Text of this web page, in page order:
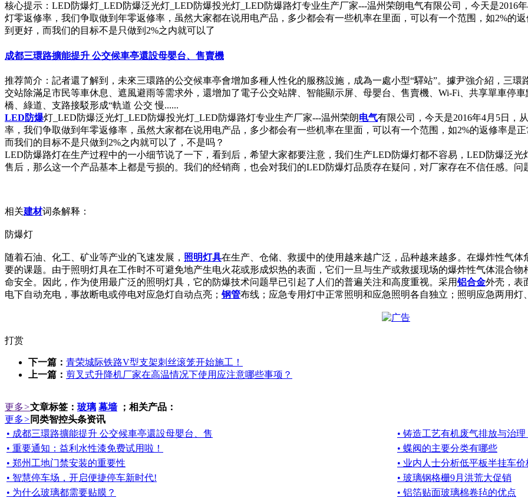
核心提示：LED防爆灯_LED防爆泛光灯_LED防爆投光灯_LED防爆路灯专业生产厂家---温州荣朗电气有限公司，今天是2016
灯零返修率，我们争取做到年零返修率，虽然大家都在说用电产品，多少都会有一些机率在里面，可以有一个范围，如2%的
到更好，而我们的目标不是只做到2%之内就可以了
成都三環路擴能提升 公交候車亭還設母嬰台、售賣機
推荐简介：記者還了解到，未來三環路的公交候車亭會增加多種人性化的服務設施，成為一處小型“驛站”。據尹強介紹，三
交站除滿足市民等車休息、遮風避雨等需求外，還增加了電子公交站牌、智能顯示屏、母嬰台、售賣機、Wi-Fi、共享單車停
橋、綠道、支路接駁形成“軌道 公交 慢......
LED 防爆灯_LED防爆泛光灯_LED防爆投光灯_LED防爆路灯专业生产厂家---温州荣朗电气有限公司，今天是2016年4月5日，
率，我们争取做到年零返修率，虽然大家都在说用电产品，多少都会有一些机率在里面，可以有一个范围，如2%的返修率是
而我们的目标不是只做到2%之内就可以了，不是吗？
LED防爆路灯在生产过程中的一小细节说了一下，看到后，希望大家都要注意，我们生产LED防爆灯都不容易，LED防爆泛
售后，那么这一个产品基本上都是亏损的。我们的经销商，也会对我们的LED防爆灯品质存在疑问，对厂家存在不信任感。问
相关建材词条解释：
防爆灯
随着石油、化工、矿业等产业的飞速发展， 照明灯具在生产、仓储、救援中的使用越来越广泛，品种越来越多。在爆炸性气
要的课题。由于照明灯具在工作时不可避免地产生电火花或形成炽热的表面，它们一旦与生产或救援现场的爆炸性气体混合
命安全。因此，作为使用最广泛的照明灯具，它的防爆技术问题早已引起了人们的普遍关注和高度重视。采用铝合金外壳，表
电下自动充电，事故断电或停电对应急灯自动点亮；钢管布线；应急专用灯中正常照明和应急照明各自独立；照明应急两用灯
打赏
下一篇： 青荣城际铁路V型支架刺丝滚笼开始施工！
上一篇： 剪叉式升降机厂家在高温情况下使用应注意哪些事项？
更多>文章标签： 玻璃 幕墙；相关产品：
更多> 同类智控头条资讯
• 成都三環路擴能提升 公交候車亭還設母嬰台、售
• 铸造工艺有机废气排放与治理
• 重要通知：益利水性漆免费试用啦！
• 蝶阀的主要分类有哪些
• 郑州工地门禁安装的重要性
• 业内人士分析低平板半挂车
• 智慧停车场，开启便捷停车新时代!
• 玻璃钢格栅9月洪荒大促销
• 为什么玻璃都需要贴膜？
• 铝箔贴面玻璃棉卷毡的优点